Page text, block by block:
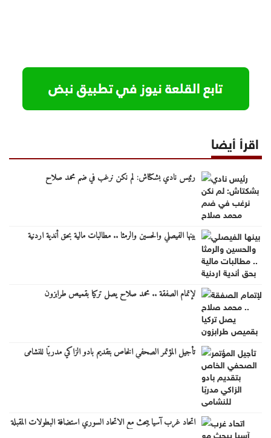
اقرأ أيضا
رئيس نادي بشكتاش: لم نكن نرغب في ضم محمد صلاح
بينها الفيصلي والحسين والرمثا .. مطالبات مالية بحق أندية اردنية
لإتمام الصفقة .. محمد صلاح يصل تركيا بقميص طرابزون
تأجيل المؤتمر الصحفي الخاص بتقديم بادو الزاكي مدربًا للنشامى
اتحاد غرب آسيا يبحث مع الاتحاد السوري استضافة البطولات المقبلة